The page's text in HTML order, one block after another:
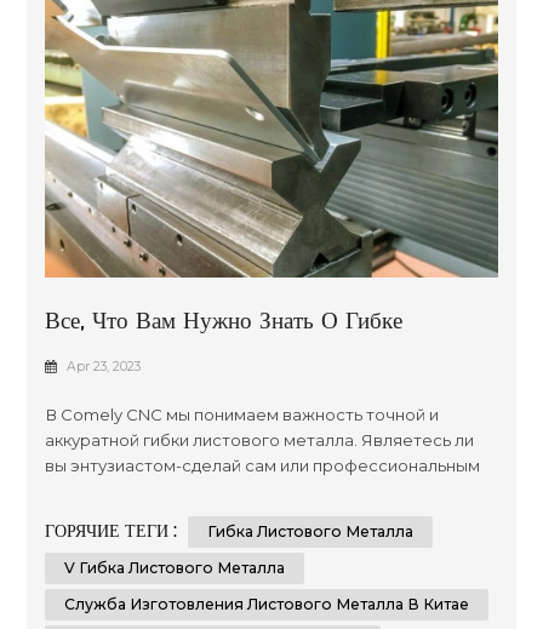
Все, Что Вам Нужно Знать О Гибке
Листового Металла
Apr 23, 2023
В Comely CNC мы понимаем важность точной и
аккуратной гибки листового металла. Являетесь ли
вы энтузиастом-сделай сам или профессиональным
безупречного результата. В этом всеобъемлющем
руководстве мы предоставим вам пошаговые
инструкции и важные советы о том, как точно и
аккуратно согнуть листовой металл. Что такое ...
ГОРЯЧИЕ ТЕГИ :
Гибка Листового Металла
V Гибка Листового Металла
Служба Изготовления Листового Металла В Китае